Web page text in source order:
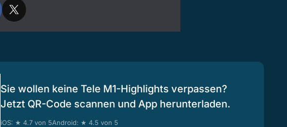
Sie wollen keine Tele M1-Highlights verpassen?
Jetzt QR-Code scannen und App herunterladen.
iOS: ★ 4.7 von 5Android: ★ 4.5 von 5